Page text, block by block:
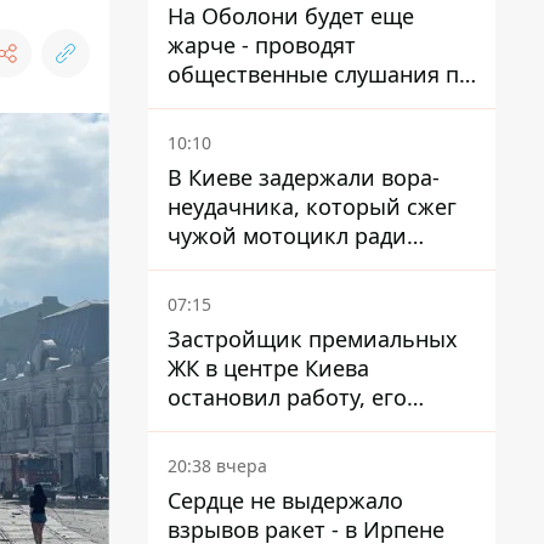
На Оболони будет еще
жарче - проводят
общественные слушания по
поводу храма УГКЦ на
Северной
10:10
В Киеве задержали вора-
неудачника, который сжег
чужой мотоцикл ради
содержимого багажника
07:15
Застройщик премиальных
ЖК в центре Киева
остановил работу, его
руководители сбежали из
Украины - Bihus.info
20:38 вчера
Сердце не выдержало
взрывов ракет - в Ирпене